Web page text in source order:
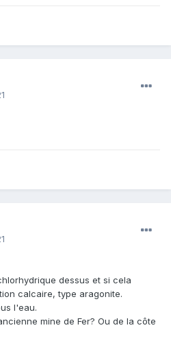
dessus et si cela
calcaire, type aragonite.
l'eau.
mine de Fer? Ou de la côte